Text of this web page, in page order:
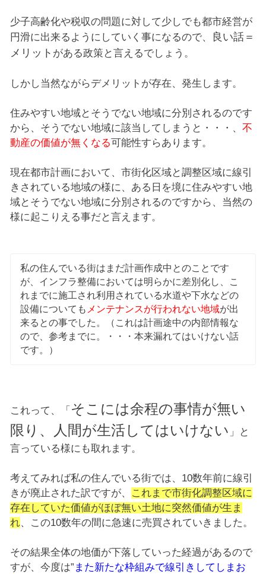
少子高齢化や税収の問題に対して少しでも都市経営が
円滑に出来るようにしていく事になるので、
良い話＝
メリット がある政策と言えるでしょう。
しかし当然ながらデメリットが存在、発生します。
住みやすい地域とそうでない地域に分別されるのです
から、そうでない地域に該当してしまうと・・・、 不
動産の価値が無くなる可能性すらあります。
現在都市計画において、市街化区域と調整区域に線引
きされている地域の様に、ある日を境に住みやすい地
域とそうでない地域に分別されるのですから、当然の
様に起こりえる事だと言えます。
私の住んでいる街はまだ計画作成中とのことです
が、インフラ整備においては明らかに差別化し、こ
れまでに施工され利用されている水道や下水などの
設備についても メンテナンスが行われない地域が出
来るとの事でした。（これは計画途中の内部情報な
ので、参考までに。・・・本来漏れてはいけない話
です。）
これって、「 そこには余程の事情が無い
限り、人間が生活してはいけない 」と
言っている様にも取れます。
考えてみれば私の住んでいる街では、10数年前に線引
きが廃止された訳ですが、
これまで市街化調整区域に
存在していた価値がほぼ無い土地に突然価値が生ま
れ、この10数年の間に急速に売買されていきました。
その結果全体の地価が下落していった経過があるので
すが、今度は” また新たな枠組みで線引きしてしまお